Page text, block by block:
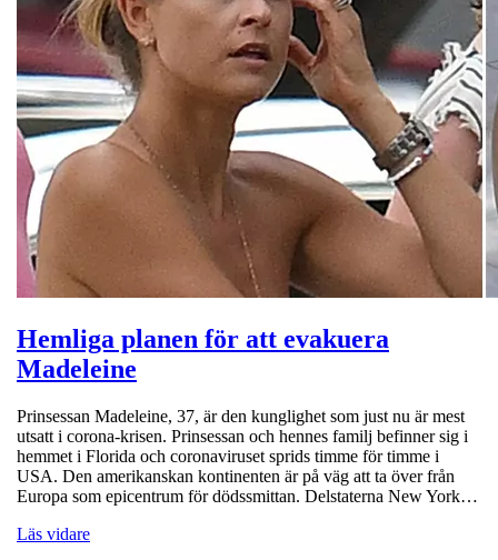
Hemliga planen för att evakuera
Madeleine
Prinsessan Madeleine, 37, är den kunglighet som just nu är mest
utsatt i corona-krisen. Prinsessan och hennes familj befinner sig i
hemmet i Florida och coronaviruset sprids timme för timme i
USA. Den amerikanskan kontinenten är på väg att ta över från
Europa som epicentrum för dödssmittan. Delstaterna New York…
Läs vidare